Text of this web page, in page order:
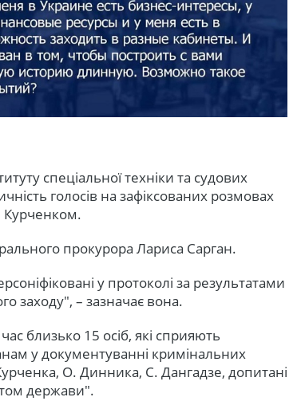
спеціальної техніки та судових
голосів на зафіксованих розмовах
Курченком.
прокурора Лариса Сарган.
у протоколі за результатами
заходу", – зазначає вона.
близько 15 осіб, які сприяють
у документуванні кримінальних
О. Динника, С. Дангадзе, допитані
держави".